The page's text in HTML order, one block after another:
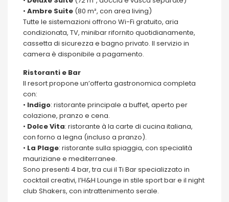
• Ambre Suite (80 m², con area living)
Tutte le sistemazioni offrono Wi-Fi gratuito, aria
condizionata, TV, minibar rifornito quotidianamente,
cassetta di sicurezza e bagno privato. Il servizio in
camera è disponibile a pagamento.
Ristoranti e Bar
Il resort propone un’offerta gastronomica completa
con:
• Indigo: ristorante principale a buffet, aperto per
colazione, pranzo e cena.
• DolceVita: ristorante à la carte di cucina italiana,
con forno a legna (incluso a pranzo).
• La Plage: ristorante sulla spiaggia, con specialità
mauriziane e mediterranee.
Sono presenti 4 bar, tra cui il Ti Bar specializzato in
cocktail creativi, l’H&H Lounge in stile sport bar e il night
club Shakers, con intrattenimento serale.